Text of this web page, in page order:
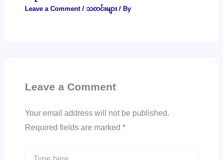
Leave a Comment / သတင်းများ/ By
Leave a Comment
Your email address will not be published.
Required fields are marked *